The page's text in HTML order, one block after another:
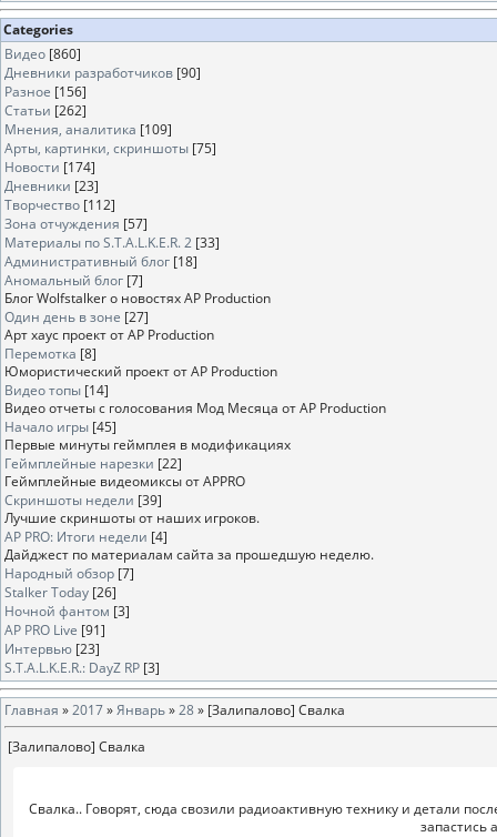
Categories
Видео [860]
Дневники разработчиков [90]
Разное [156]
Статьи [262]
Мнения, аналитика [109]
Арты, картинки, скриншоты [75]
Новости [174]
Дневники [23]
Творчество [112]
Зона отчуждения [57]
Материалы по S.T.A.L.K.E.R. 2 [33]
Административный блог [18]
Аномальный блог [7]
Блог Wolfstalker о новостях AP Production
Один день в зоне [27]
Арт хаус проект от AP Production
Перемотка [8]
Юмористический проект от AP Production
Видео топы [14]
Видео отчеты с голосования Мод Месяца от AP Production
Начало игры [45]
Первые минуты геймплея в модификациях
Геймплейные нарезки [22]
Геймплейные видеомиксы от APPRO
Скриншоты недели [39]
Лучшие скриншоты от наших игроков.
AP PRO: Итоги недели [4]
Дайджест по материалам сайта за прошедшую неделю.
Народный обзор [7]
Stalker Today [26]
Ночной фантом [3]
AP PRO Live [91]
Интервью [23]
S.T.A.L.K.E.R.: DayZ RP [3]
Главная »2017»Январь»28» [Залипалово] Свалка
[Залипалово] Свалка
Свалка.. Говорят, сюда свозили радиоактивную технику и детали
запастись